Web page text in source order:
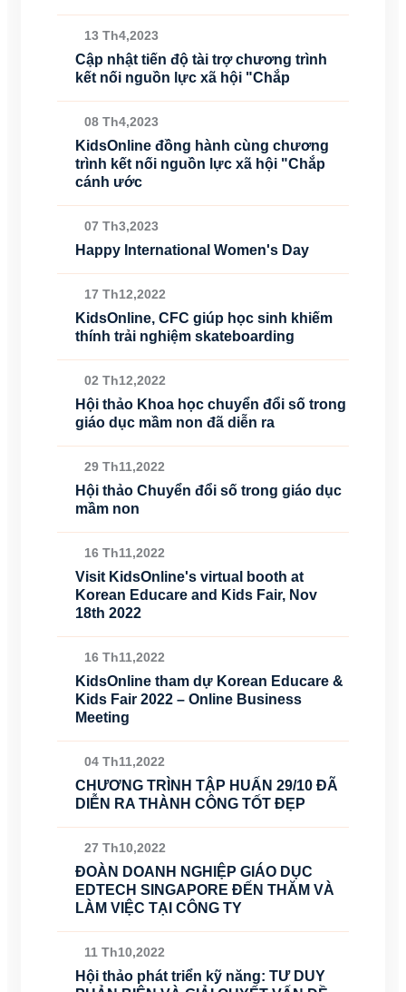
13 Th4,2023
Cập nhật tiến độ tài trợ chương trình
kết nối nguồn lực xã hội "Chắp
08 Th4,2023
KidsOnline đồng hành cùng chương
trình kết nối nguồn lực xã hội "Chắp
cánh ước
07 Th3,2023
Happy International Women's Day
17 Th12,2022
KidsOnline, CFC giúp học sinh khiếm
thính trải nghiệm skateboarding
02 Th12,2022
Hội thảo Khoa học chuyển đổi số trong
giáo dục mầm non đã diễn ra
29 Th11,2022
Hội thảo Chuyển đổi số trong giáo dục
mầm non
16 Th11,2022
Visit KidsOnline's virtual booth at
Korean Educare and Kids Fair, Nov
18th 2022
16 Th11,2022
KidsOnline tham dự Korean Educare &
Kids Fair 2022 – Online Business
Meeting
04 Th11,2022
CHƯƠNG TRÌNH TẬP HUẤN 29/10 ĐÃ
DIỄN RA THÀNH CÔNG TỐT ĐẸP
27 Th10,2022
ĐOÀN DOANH NGHIỆP GIÁO DỤC
EDTECH SINGAPORE ĐẾN THĂM VÀ
LÀM VIỆC TẠI CÔNG TY
11 Th10,2022
Hội thảo phát triển kỹ năng: TƯ DUY